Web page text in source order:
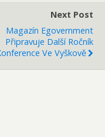
Next Post
Magazín Egovernment
Připravuje Další Ročník
Ve Vyškově